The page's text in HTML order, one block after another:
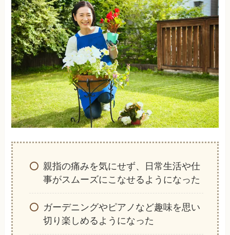
親指の痛みを気にせず、日常生活や仕
事がスムーズにこなせるようになった
ガーデニングやピアノなど趣味を思い
切り楽しめるようになった